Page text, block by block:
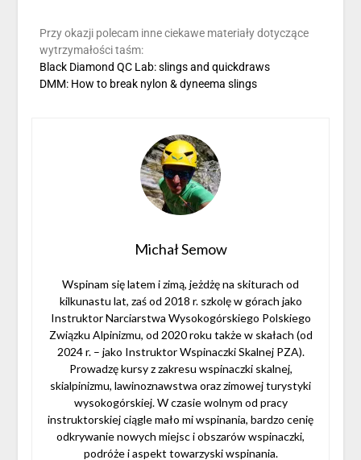
Przy okazji polecam inne ciekawe materiały dotyczące
wytrzymałości taśm:
Black Diamond QC Lab: slings and quickdraws
DMM: How to break nylon & dyneema slings
Michał Semow
Wspinam się latem i zimą, jeżdżę na skiturach od
kilkunastu lat, zaś od 2018 r. szkolę w górach jako
Instruktor Narciarstwa Wysokogórskiego Polskiego
Związku Alpinizmu, od 2020 roku także w skałach (od
2024 r. – jako Instruktor Wspinaczki Skalnej PZA).
Prowadzę kursy z zakresu wspinaczki skalnej,
skialpinizmu, lawinoznawstwa oraz zimowej turystyki
wysokogórskiej. W czasie wolnym od pracy
instruktorskiej ciągle mało mi wspinania, bardzo cenię
odkrywanie nowych miejsc i obszarów wspinaczki,
podróże i aspekt towarzyski wspinania.